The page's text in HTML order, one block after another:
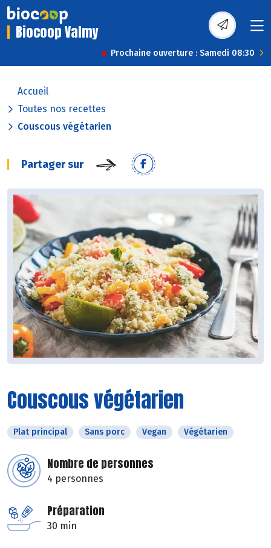
Biocoop Valmy
Prochaine ouverture : Samedi 08:30
Accueil
Toutes nos recettes
Couscous végétarien
Partager sur
Couscous végétarien
Plat principal Sans porc Vegan Végétarien
Nombre de personnes
4 personnes
Préparation
30 min